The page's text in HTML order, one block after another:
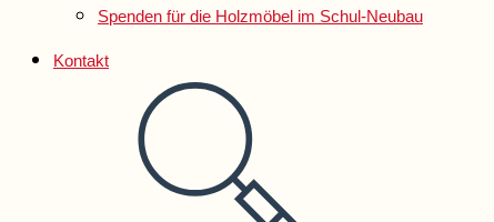
Spenden für die Holzmöbel im Schul-Neubau
Kontakt